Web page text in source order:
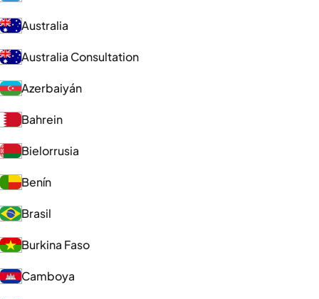
Australia
Australia Consultation
Azerbaiyán
Bahrein
Bielorrusia
Benín
Brasil
Burkina Faso
Camboya